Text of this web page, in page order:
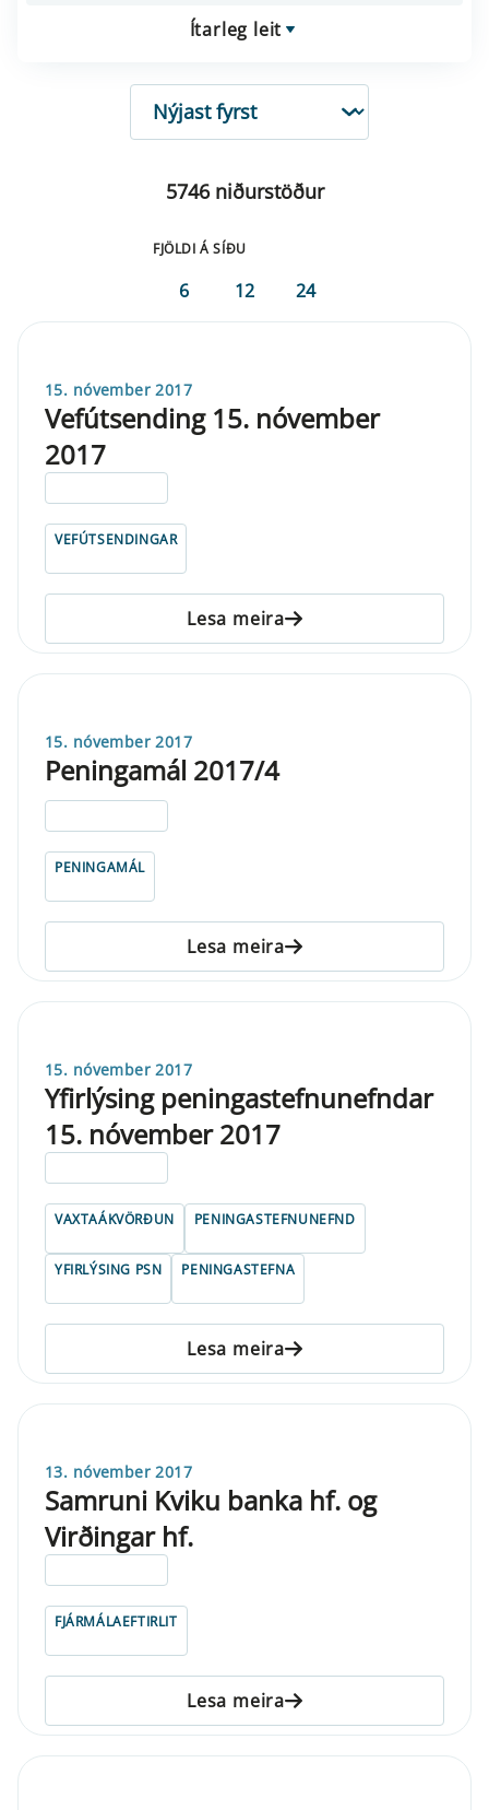
Ítarleg leit
RÖÐUN
5746 niðurstöður
FJÖLDI Á SÍÐU
6 12 24
15. nóvember 2017
Vefútsending 15. nóvember
2017
VEFÚTSENDINGAR
Lesa meira
15. nóvember 2017
Peningamál 2017/4
PENINGAMÁL
Lesa meira
15. nóvember 2017
Yfirlýsing peningastefnunefndar
15. nóvember 2017
VAXTAÁKVÖRÐUN PENINGASTEFNUNEFND
YFIRLÝSING PSN PENINGASTEFNA
Lesa meira
13. nóvember 2017
Samruni Kviku banka hf. og
Virðingar hf.
FJÁRMÁLAEFTIRLIT
Lesa meira